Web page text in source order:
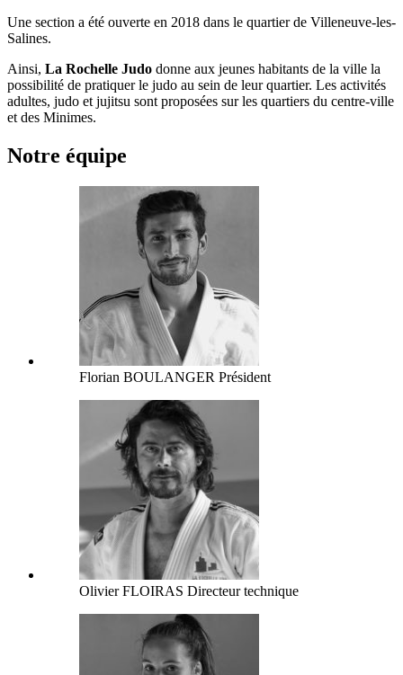
Une section a été ouverte en 2018 dans le quartier de Villeneuve-les-
Salines.
Ainsi, La Rochelle Judo donne aux jeunes habitants de la ville la
possibilité de pratiquer le judo au sein de leur quartier. Les activités
adultes, judo et jujitsu sont proposées sur les quartiers du centre-ville
et des Minimes.
Notre équipe
Florian BOULANGER Président
Olivier FLOIRAS Directeur technique